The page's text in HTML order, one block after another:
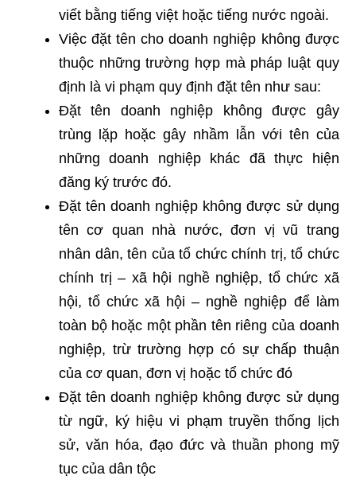
viết bằng tiếng việt hoặc tiếng nước ngoài.
Việc đặt tên cho doanh nghiệp không được
thuộc những trường hợp mà pháp luật quy
định là vi phạm quy định đặt tên như sau:
Đặt tên doanh nghiệp không được gây
trùng lặp hoặc gây nhầm lẫn với tên của
những doanh nghiệp khác đã thực hiện
đăng ký trước đó.
Đặt tên doanh nghiệp không được sử dụng
tên cơ quan nhà nước, đơn vị vũ trang
nhân dân, tên của tổ chức chính trị, tổ chức
chính trị – xã hội nghề nghiệp, tổ chức xã
hội, tổ chức xã hội – nghề nghiệp để làm
toàn bộ hoặc một phần tên riêng của doanh
nghiệp, trừ trường hợp có sự chấp thuận
của cơ quan, đơn vị hoặc tổ chức đó
Đặt tên doanh nghiệp không được sử dụng
từ ngữ, ký hiệu vi phạm truyền thống lịch
sử, văn hóa, đạo đức và thuần phong mỹ
tục của dân tộc